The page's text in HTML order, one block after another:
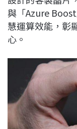
o
k
s
與「Azure
慧運算效能，彰
心。